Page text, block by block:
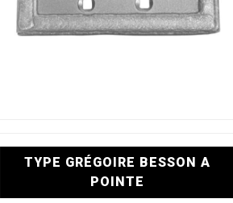
TYPE GRÉGOIRE BESSON A
POINTE